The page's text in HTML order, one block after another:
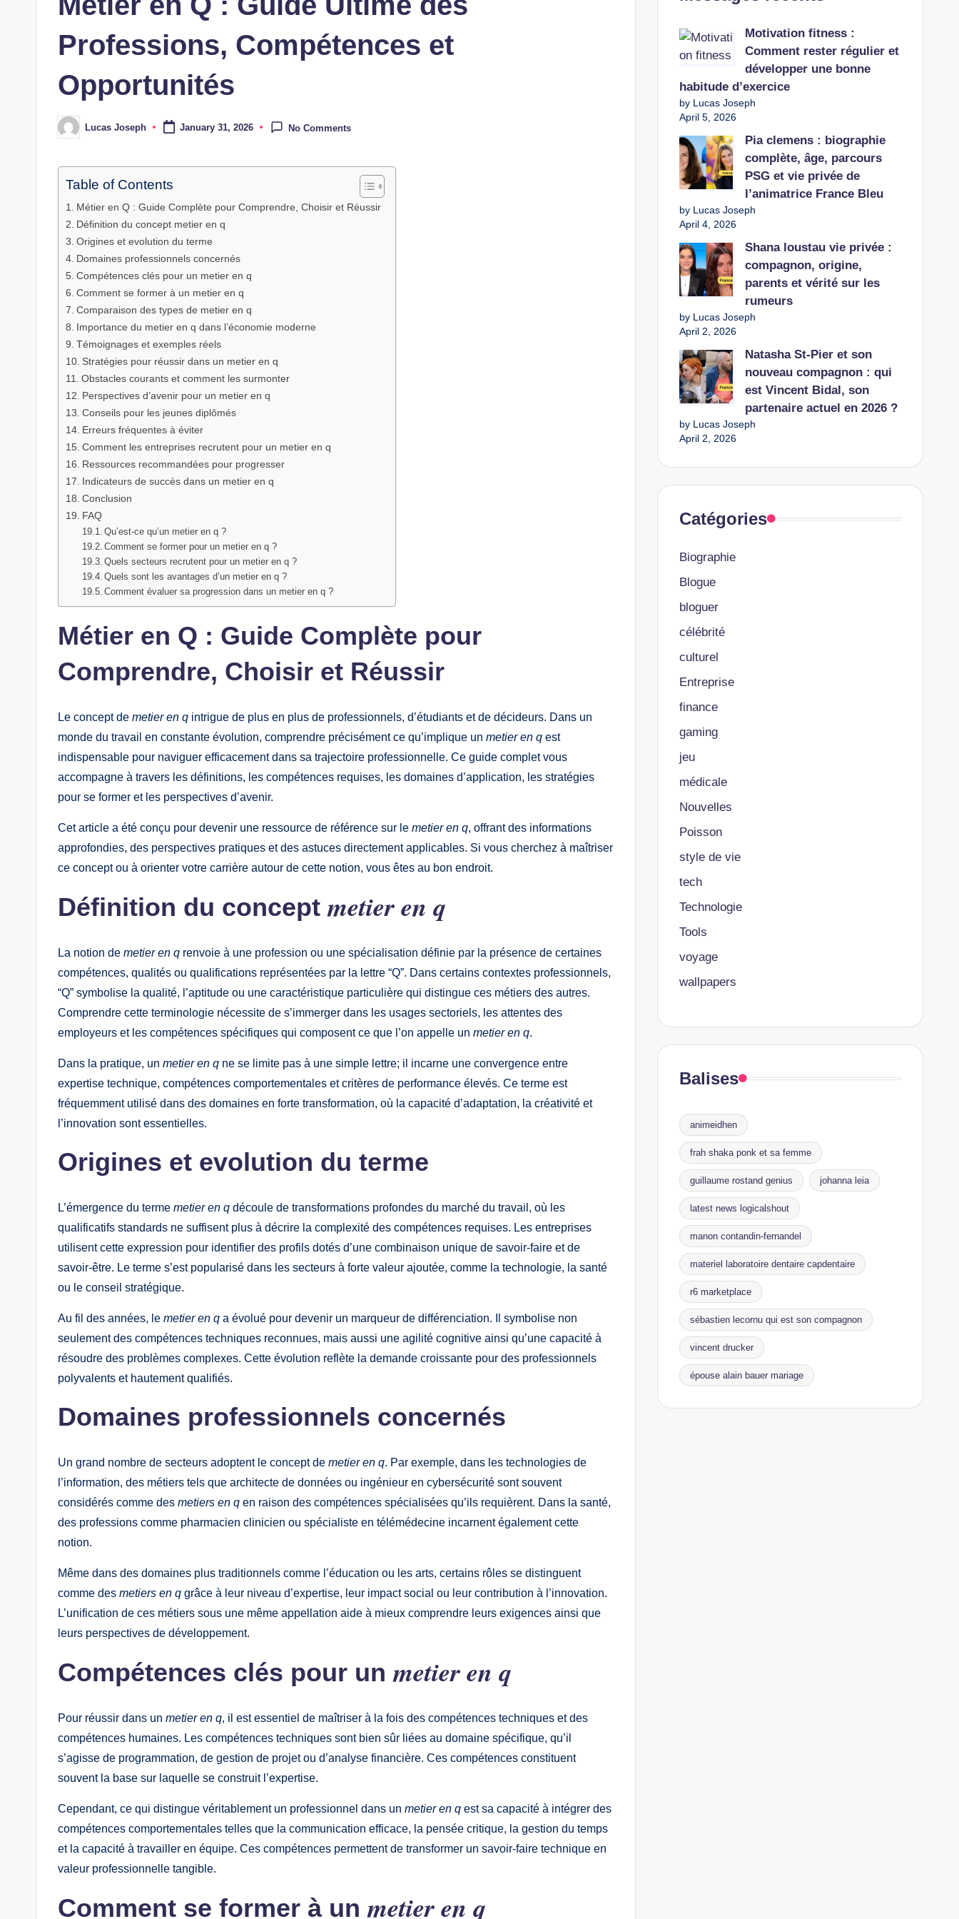
Professions, Compétences et
Opportunités
PostedLucas Joseph January 31, 2026 No Comments
Table of Contents
Métier en Q : Guide Complète pour Comprendre, Choisir et Réussir
Définition du concept metier en q
Origines et evolution du terme
Domaines professionnels concernés
Compétences clés pour un metier en q
Comment se former à un metier en q
Comparaison des types de metier en q
Importance du metier en q dans l’économie moderne
Témoignages et exemples réels
Stratégies pour réussir dans un metier en q
Obstacles courants et comment les surmonter
Perspectives d’avenir pour un metier en q
Conseils pour les jeunes diplômés
Erreurs fréquentes à éviter
Comment les entreprises recrutent pour un metier en q
Ressources recommandées pour progresser
Indicateurs de succès dans un metier en q
Conclusion
FAQ
Qu’est‑ce qu’un metier en q ?
Comment se former pour un metier en q ?
Quels secteurs recrutent pour un metier en q ?
Quels sont les avantages d’un metier en q ?
Comment évaluer sa progression dans un metier en q ?
Métier en Q : Guide Complète pour
Comprendre, Choisir et Réussir
Le concept de metier en q intrigue de plus en plus de professionnels, d’étudiants et de décideurs. Dans un
monde du travail en constante évolution, comprendre précisément ce qu’implique un metier en q est
indispensable pour naviguer efficacement dans sa trajectoire professionnelle. Ce guide complet vous
accompagne à travers les définitions, les compétences requises, les domaines d’application, les stratégies
pour se former et les perspectives d’avenir.
Cet article a été conçu pour devenir une ressource de référence sur le metier en q, offrant des informations
approfondies, des perspectives pratiques et des astuces directement applicables. Si vous cherchez à maîtriser
ce concept ou à orienter votre carrière autour de cette notion, vous êtes au bon endroit.
Définition du conceptmetier en q
La notion de metier en q renvoie à une profession ou une spécialisation définie par la présence de certaines
compétences, qualités ou qualifications représentées par la lettre “Q”. Dans certains contextes professionnels,
“Q” symbolise la qualité, l’aptitude ou une caractéristique particulière qui distingue ces métiers des autres.
Comprendre cette terminologie nécessite de s’immerger dans les usages sectoriels, les attentes des
employeurs et les compétences spécifiques qui composent ce que l’on appelle un metier en q.
Dans la pratique, un metier en q ne se limite pas à une simple lettre; il incarne une convergence entre
expertise technique, compétences comportementales et critères de performance élevés. Ce terme est
fréquemment utilisé dans des domaines en forte transformation, où la capacité d’adaptation, la créativité et
l’innovation sont essentielles.
Origines et evolution du terme
L’émergence du terme metier en q découle de transformations profondes du marché du travail, où les
qualificatifs standards ne suffisent plus à décrire la complexité des compétences requises. Les entreprises
utilisent cette expression pour identifier des profils dotés d’une combinaison unique de savoir-faire et de
savoir-être. Le terme s’est popularisé dans les secteurs à forte valeur ajoutée, comme la technologie, la santé
ou le conseil stratégique.
Au fil des années, le metier en q a évolué pour devenir un marqueur de différenciation. Il symbolise non
seulement des compétences techniques reconnues, mais aussi une agilité cognitive ainsi qu’une capacité à
résoudre des problèmes complexes. Cette évolution reflète la demande croissante pour des professionnels
polyvalents et hautement qualifiés.
Domaines professionnels concernés
Un grand nombre de secteurs adoptent le concept de metier en q. Par exemple, dans les technologies de
l’information, des métiers tels que architecte de données ou ingénieur en cybersécurité sont souvent
considérés comme des metiers en q en raison des compétences spécialisées qu’ils requièrent. Dans la santé,
des professions comme pharmacien clinicien ou spécialiste en télémédecine incarnent également cette
notion.
Même dans des domaines plus traditionnels comme l’éducation ou les arts, certains rôles se distinguent
comme des metiers en q grâce à leur niveau d’expertise, leur impact social ou leur contribution à l’innovation.
L’unification de ces métiers sous une même appellation aide à mieux comprendre leurs exigences ainsi que
leurs perspectives de développement.
Compétences clés pour unmetier en q
Pour réussir dans un metier en q, il est essentiel de maîtriser à la fois des compétences techniques et des
compétences humaines. Les compétences techniques sont bien sûr liées au domaine spécifique, qu’il
s’agisse de programmation, de gestion de projet ou d’analyse financière. Ces compétences constituent
souvent la base sur laquelle se construit l’expertise.
Cependant, ce qui distingue véritablement un professionnel dans un metier en q est sa capacité à intégrer des
compétences comportementales telles que la communication efficace, la pensée critique, la gestion du temps
et la capacité à travailler en équipe. Ces compétences permettent de transformer un savoir-faire technique en
valeur professionnelle tangible.
Comment se former à unmetier en q
Motivation fitness :
Comment rester régulier et
développer une bonne
habitude d’exercice
by Lucas Joseph
April 5, 2026
Pia clemens : biographie
complète, âge, parcours
PSG et vie privée de
l’animatrice France Bleu
by Lucas Joseph
April 4, 2026
Shana loustau vie privée :
compagnon, origine,
parents et vérité sur les
rumeurs
by Lucas Joseph
April 2, 2026
Natasha St-Pier et son
nouveau compagnon : qui
est Vincent Bidal, son
partenaire actuel en 2026 ?
by Lucas Joseph
April 2, 2026
Catégories
Biographie
Blogue
bloguer
célébrité
culturel
Entreprise
finance
gaming
jeu
médicale
Nouvelles
Poisson
style de vie
tech
Technologie
Tools
voyage
wallpapers
Balises
animeidhen
frah shaka ponk et sa femme
guillaume rostand genius johanna leia
latest news logicalshout
manon contandin-fernandel
materiel laboratoire dentaire capdentaire
r6 marketplace
sébastien lecornu qui est son compagnon
vincent drucker
épouse alain bauer mariage